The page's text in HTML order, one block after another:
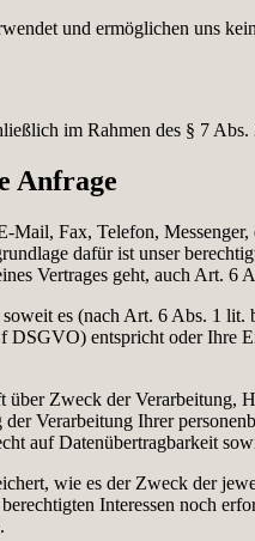
und ermöglichen uns
im Rahmen des § 7
Anfrage
Fax, Telefon,
dafür ist unser
Vertrages geht, auch Art. 6
es (nach Art. 6 Abs. 1
entspricht oder Ihre
Zweck der Verarbeitung,
Verarbeitung Ihrer
auf Datenübertragbarkeit
wie es der Zweck der
Interessen noch